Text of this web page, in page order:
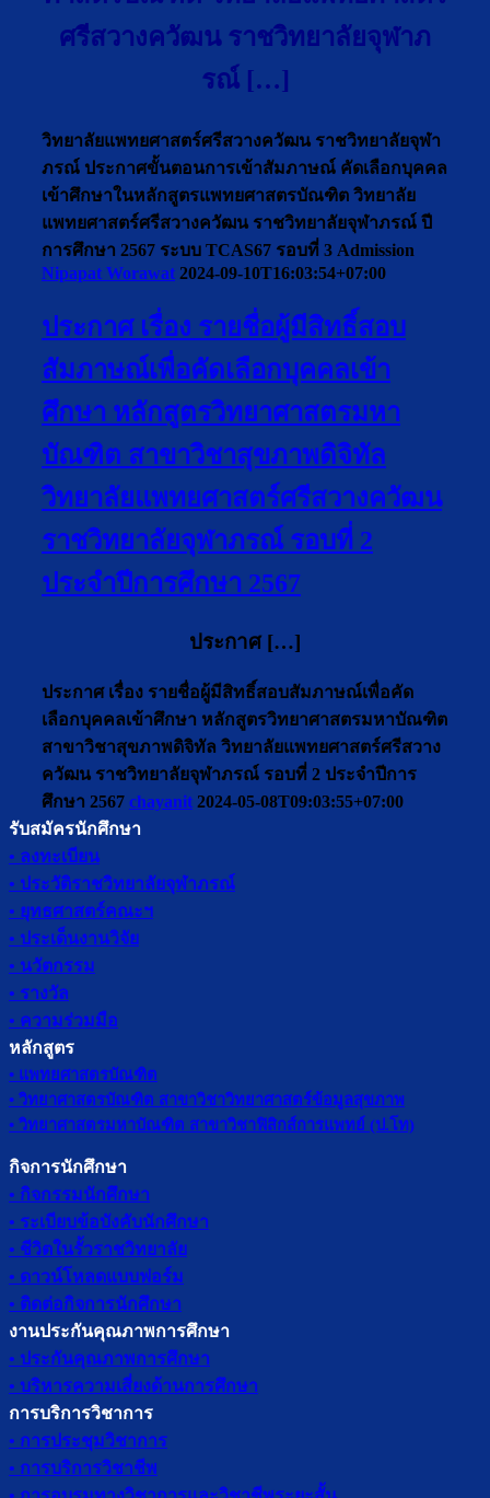
ศรีสวางควัฒน ราชวิทยาลัยจุฬาภ
รณ์ […]
วิทยาลัยแพทยศาสตร์ศรีสวางควัฒน ราชวิทยาลัยจุฬา
ภรณ์ ประกาศขั้นตอนการเข้าสัมภาษณ์ คัดเลือกบุคคล
เข้าศึกษาในหลักสูตรแพทยศาสตรบัณฑิต วิทยาลัย
แพทยศาสตร์ศรีสวางควัฒน ราชวิทยาลัยจุฬาภรณ์ ปี
การศึกษา 2567 ระบบ TCAS67 รอบที่ 3 Admission
Nipapat Worawat 2024-09-10T16:03:54+07:00
ประกาศ เรื่อง รายชื่อผู้มีสิทธิ์สอบ
สัมภาษณ์เพื่อคัดเลือกบุคคลเข้า
ศึกษา หลักสูตรวิทยาศาสตรมหา
บัณฑิต สาขาวิชาสุขภาพดิจิทัล
วิทยาลัยแพทยศาสตร์ศรีสวางควัฒน
ราชวิทยาลัยจุฬาภรณ์ รอบที่ 2
ประจำปีการศึกษา 2567
ประกาศ […]
ประกาศ เรื่อง รายชื่อผู้มีสิทธิ์สอบสัมภาษณ์เพื่อคัด
เลือกบุคคลเข้าศึกษา หลักสูตรวิทยาศาสตรมหาบัณฑิต
สาขาวิชาสุขภาพดิจิทัล วิทยาลัยแพทยศาสตร์ศรีสวาง
ควัฒน ราชวิทยาลัยจุฬาภรณ์ รอบที่ 2 ประจำปีการ
ศึกษา 2567 chayanit 2024-05-08T09:03:55+07:00
รับสมัครนักศึกษา
• ลงทะเบียน
• ประวัติราชวิทยาลัยจุฬาภรณ์
• ยุทธศาสตร์คณะฯ
• ประเด็นงานวิจัย
• นวัตกรรม
• รางวัล
• ความร่วมมือ
หลักสูตร
• แพทยศาสตรบัณฑิต
• วิทยาศาสตรบัณฑิต สาขาวิชาวิทยาศาสตร์ข้อมูลสุขภาพ
• วิทยาศาสตรมหาบัณฑิต สาขาวิชาฟิสิกส์การแพทย์ (ป.โท)
กิจการนักศึกษา
• กิจกรรมนักศึกษา
• ระเบียบข้อบังคับนักศึกษา
• ชีวิตในรั้วราชวิทยาลัย
• ดาวน์โหลดแบบฟอร์ม
• ติดต่อกิจการนักศึกษา
งานประกันคุณภาพการศึกษา
• ประกันคุณภาพการศึกษา
• บริหารความเสี่ยงด้านการศึกษา
การบริการวิชาการ
• การประชุมวิชาการ
• การบริการวิชาชีพ